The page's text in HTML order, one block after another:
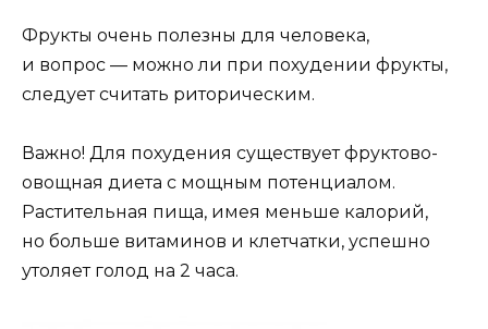
Фрукты очень полезны для человека,
и вопрос — можно ли при похудении фрукты,
следует считать риторическим.
Важно! Для похудения существует фруктово-
овощная диета с мощным потенциалом.
Растительная пища, имея меньше калорий,
но больше витаминов и клетчатки, успешно
утоляет голод на 2 часа.